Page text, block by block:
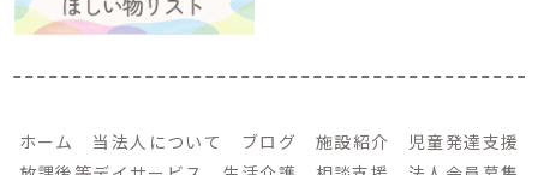
ホーム 当法人について ブログ 施設紹介
児童発達支援